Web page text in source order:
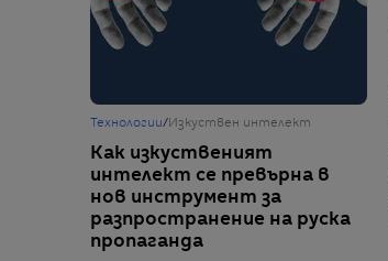
Технологии/Изкуствен интелект
Как изкуственият
интелект се превърна в
нов инструмент за
разпространение на руска
пропаганда